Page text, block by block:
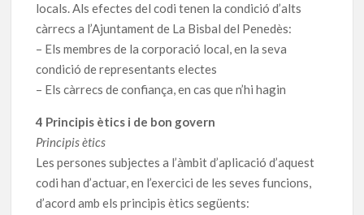
locals. Als efectes del codi tenen la condició d’alts
càrrecs a l’Ajuntament de La Bisbal del Penedès:
– Els membres de la corporació local, en la seva
condició de representants electes
– Els càrrecs de confiança, en cas que n’hi hagin
4 Principis ètics i de bon govern
Principis ètics
Les persones subjectes a l’àmbit d’aplicació d’aquest
codi han d’actuar, en l’exercici de les seves funcions,
d’acord amb els principis ètics següents: